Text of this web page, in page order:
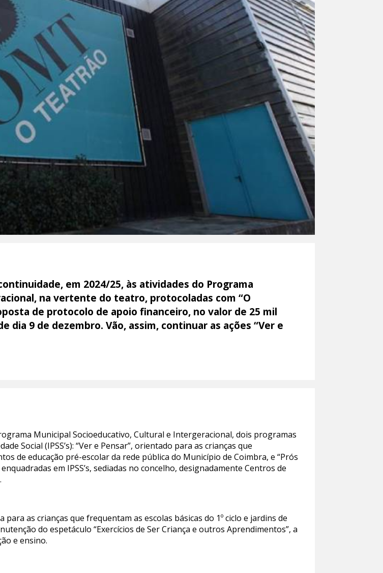
em 2024/25, às atividades do Programa
na vertente do teatro, protocoladas com “O
de protocolo de apoio financeiro, no valor de 25 mil
dia 9 de dezembro. Vão, assim, continuar as ações “Ver e
Municipal Socioeducativo, Cultural e Intergeracional, dois programas
Social (IPSS’s): “Ver e Pensar”, orientado para as crianças que
de educação pré-escolar da rede pública do Município de Coimbra, e “Prós
em IPSS’s, sediadas no concelho, designadamente Centros de
as crianças que frequentam as escolas básicas do 1º ciclo e jardins de
do espetáculo “Exercícios de Ser Criança e outros Aprendimentos”, a
e ensino.